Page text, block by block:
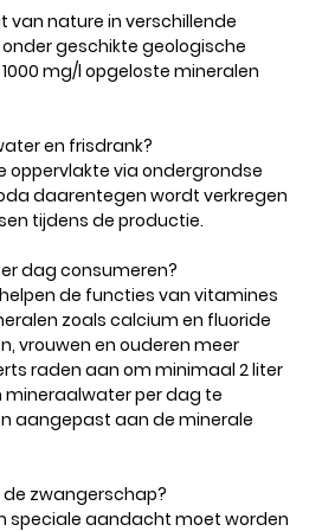
van nature in verschillende
geschikte geologische
mg/l opgeloste mineralen
en frisdrank?
oppervlakte via ondergrondse
daarentegen wordt verkregen
tijdens de productie.
dag consumeren?
de functies van vitamines
zoals calcium en fluoride
vrouwen en ouderen meer
raden aan om minimaal 2 liter
per dag te
aangepast aan de minerale
zwangerschap?
speciale aandacht moet worden